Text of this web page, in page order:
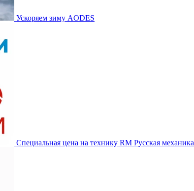
Ускоряем зиму AODES
Специальная цена на технику RM Русская механика